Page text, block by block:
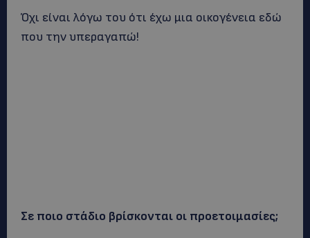
Όχι είναι λόγω του ότι έχω μια οικογένεια εδώ
που την υπεραγαπώ!
Σε ποιο στάδιο βρίσκονται οι προετοιμασίες;